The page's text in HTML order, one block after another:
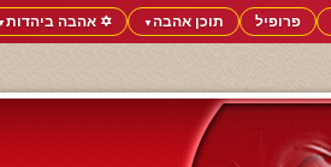
פרופיל תוכן אהבה▼ ✡️ אהבה ביהדות